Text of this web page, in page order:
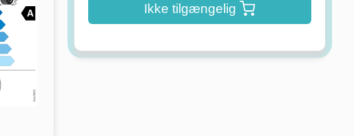
Ikke tilgængelig